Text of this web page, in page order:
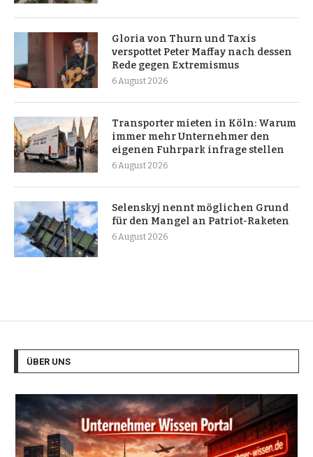
Gloria von Thurn und Taxis
verspottet Peter Maffay nach dessen
Rede gegen Extremismus
6 August 2026
Transporter mieten in Köln: Warum
immer mehr Unternehmer den
eigenen Fuhrpark infrage stellen
6 August 2026
Selenskyj nennt möglichen Grund
für den Mangel an Patriot-Raketen
6 August 2026
ÜBER UNS